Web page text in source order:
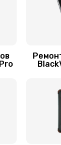
чистка
554 руб.
(micro-